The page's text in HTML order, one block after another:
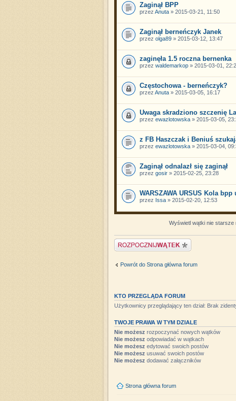
Zaginął BPP
przez Anuta» 2015-03-21, 11:50
Zaginął berneńczyk Janek
przez olga89» 2015-03-12, 13:47
zaginęła 1.5 roczna bernenka
przez waldemarkop» 2015-03-01,
Częstochowa - berneńczyk?
przez Anuta» 2015-03-05, 16:17
Uwaga skradziono szczenię
przez ewazlotowska» 2015-03-05,
z FB Haszczak i Beniuś
przez ewazlotowska» 2015-03-04,
Zaginął odnalazł się zaginął
przez gosir» 2015-02-25, 23:28
WARSZAWA URSUS Kola bpp
przez Issa» 2015-02-20, 12:53
Wyświetl wątki nie starsze
Napisz wątek
Powrót do Strona główna forum
KTO PRZEGLĄDA FORUM
Użytkownicy przeglądający ten dział: Brak
TWOJE PRAWA W TYM DZIALE
Nie możesz rozpoczynać nowych wątków
Nie możesz odpowiadać w wątkach
Nie możesz edytować swoich postów
Nie możesz usuwać swoich postów
Nie możesz dodawać załączników
Strona główna forum